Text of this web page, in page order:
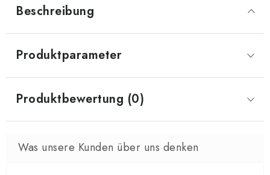
Beschreibung
Produktparameter
Produktbewertung (0)